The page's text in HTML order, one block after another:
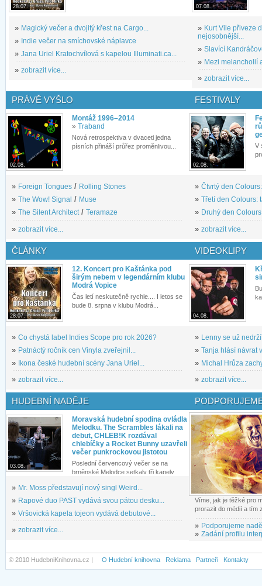
28.07.
» Magický večer a dvojitý křest na Cargo...
» Indie večer na smíchovské náplavce
» Jana Uriel Kratochvílová s kapelou Illuminati.ca...
» zobrazit více...
07.08.
» Kurt Vile přiveze
nejosobnější...
» Slavící
» Mezi melancholií
» zobrazit více...
PRÁVĚ VYŠLO
02.08.
Montáž 1996–2014
» Traband
Nová retrospektiva v dvaceti jedna
písních přináší průřez proměnlivou...
» Foreign Tongues / Rolling Stones
» The Wow! Signal / Muse
» The Silent Architect/ Teramaze
» zobrazit více...
FESTIVALY
02.08.
V
» Čtvrtý den
» Třetí den Colours:
» Druhý den
» zobrazit více...
ČLÁNKY
28.07.
12. Koncert pro Kaštánka pod
širým nebem v legendárním klubu
Modrá Vopice
Čas letí neskutečně rychle.... I letos se
bude 8. srpna v klubu Modrá...
» Co chystá label Indies Scope pro rok 2026?
» Patnáctý ročník cen Vinyla zveřejnil...
» Ikona české hudební scény Jana Uriel...
» zobrazit více...
VIDEOKLIPY
04.08.
» Lenny se už
» Tanja hlásí návrat
» Michal Hrůza
» zobrazit více...
HUDEBNÍ NADĚJE
03.08.
Moravská hudební spodina ovládla
Melodku. The Scrambles lákali na
debut, CHLEB!K rozdával
chlebíčky a Rocket Bunny uzavřeli
večer punkrockovou jistotou
Poslední červencový večer se na
brněnské Melodce setkaly tři kapely...
» Mr. Moss představují nový singl Weird...
» Rapové duo PAST vydává svou pátou desku...
» Vršovická kapela tojeon vydává debutové...
» zobrazit více...
Víme, jak je těžké pro
prorazit do médií a tím
» Podporujeme
» Zadání profilu
© 2010 HudebniKnihovna.cz | O Hudební knihovna Reklama Partneři Kontakty